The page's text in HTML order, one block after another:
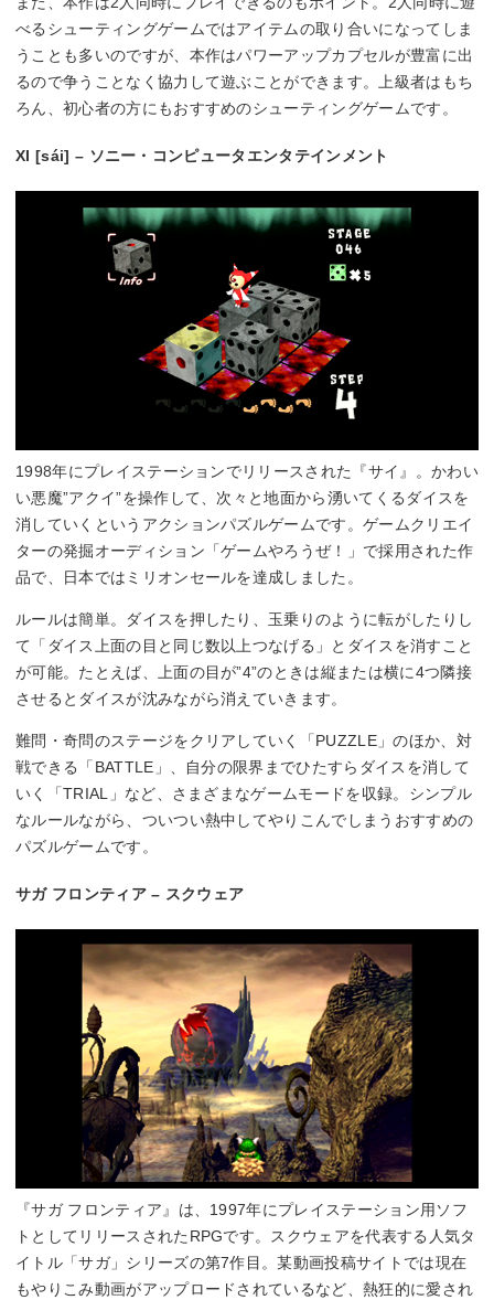
べるシューティングゲームではアイテムの取り合いになってしま
うことも多いのですが、本作はパワーアップカプセルが豊富に出
るので争うことなく協力して遊ぶことができます。上級者はもち
ろん、初心者の方にもおすすめのシューティングゲームです。
XI [sái] – ソニー・コンピュータエンタテインメント
1998年にプレイステーションでリリースされた『サイ』。かわい
い悪魔”アクイ”を操作して、次々と地面から湧いてくるダイスを
消していくというアクションパズルゲームです。ゲームクリエイ
ターの発掘オーディション「ゲームやろうぜ！」で採用された作
品で、日本ではミリオンセールを達成しました。
ルールは簡単。ダイスを押したり、玉乗りのように転がしたりし
て「ダイス上面の目と同じ数以上つなげる」とダイスを消すこと
が可能。たとえば、上面の目が”4”のときは縦または横に4つ隣接
させるとダイスが沈みながら消えていきます。
難問・奇問のステージをクリアしていく「PUZZLE」のほか、対
戦できる「BATTLE」、自分の限界までひたすらダイスを消して
いく「TRIAL」など、さまざまなゲームモードを収録。シンプル
なルールながら、ついつい熱中してやりこんでしまうおすすめの
パズルゲームです。
サガ フロンティア – スクウェア
『サガ フロンティア』は、1997年にプレイステーション用ソフ
トとしてリリースされたRPGです。スクウェアを代表する人気タ
イトル「サガ」シリーズの第7作目。某動画投稿サイトでは現在
もやりこみ動画がアップロードされているなど、熱狂的に愛され